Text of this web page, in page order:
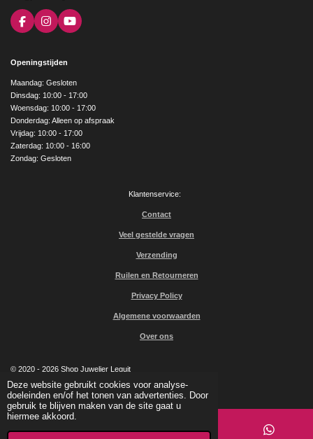
Deze website gebruikt cookies voor analyse-
doeleinden en/of het tonen van advertenties. Door
gebruik te blijven maken van de site gaat u
hiermee akkoord.
F
a
b
o
k
I
n
a
g
r
a
m
Y
o
e
Openingstijden
Maandag: Gesloten
Dinsdag: 10:00 - 17:00
Woensdag: 10:00 - 17:00
Donderdag: Alleen op afspraak
Vrijdag: 10:00 - 17:00
Zaterdag: 10:00 - 16:00
Zondag: Gesloten
Klantenservice:
Contact
Veel gestelde vragen
Verzending
Ruilen en Retourneren
Privacy Policy
Algemene voorwaarden
Over ons
© 2020 - 2026 Shop Juwelier Leguit
Powered byJouwWeb